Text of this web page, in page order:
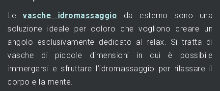
Levasche idromassaggio da esterno sono una
soluzione ideale per coloro che vogliono creare un
angolo esclusivamente dedicato al relax. Si tratta di
vasche di piccole dimensioni in cui è possibile
immergersi e sfruttare l’idromassaggio per rilassare il
corpo e la mente.